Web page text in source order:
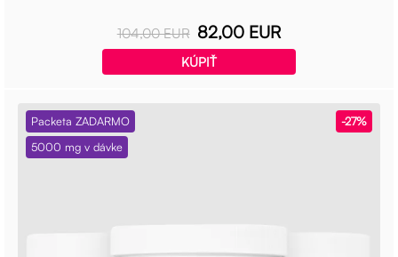
104,00 EUR 82,00 EUR
KÚPIŤ
-27%
Packeta ZADARMO
5000 mg v dávke